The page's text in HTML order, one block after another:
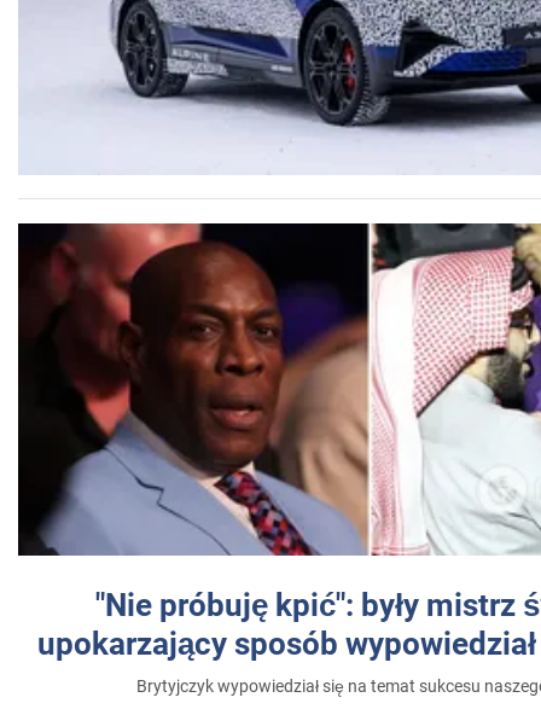
"Nie próbuję kpić": były mistrz
upokarzający sposób
Brytyjczyk wypowiedział się na temat sukcesu